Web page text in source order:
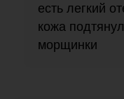
есть легкий
кожа
морщинки